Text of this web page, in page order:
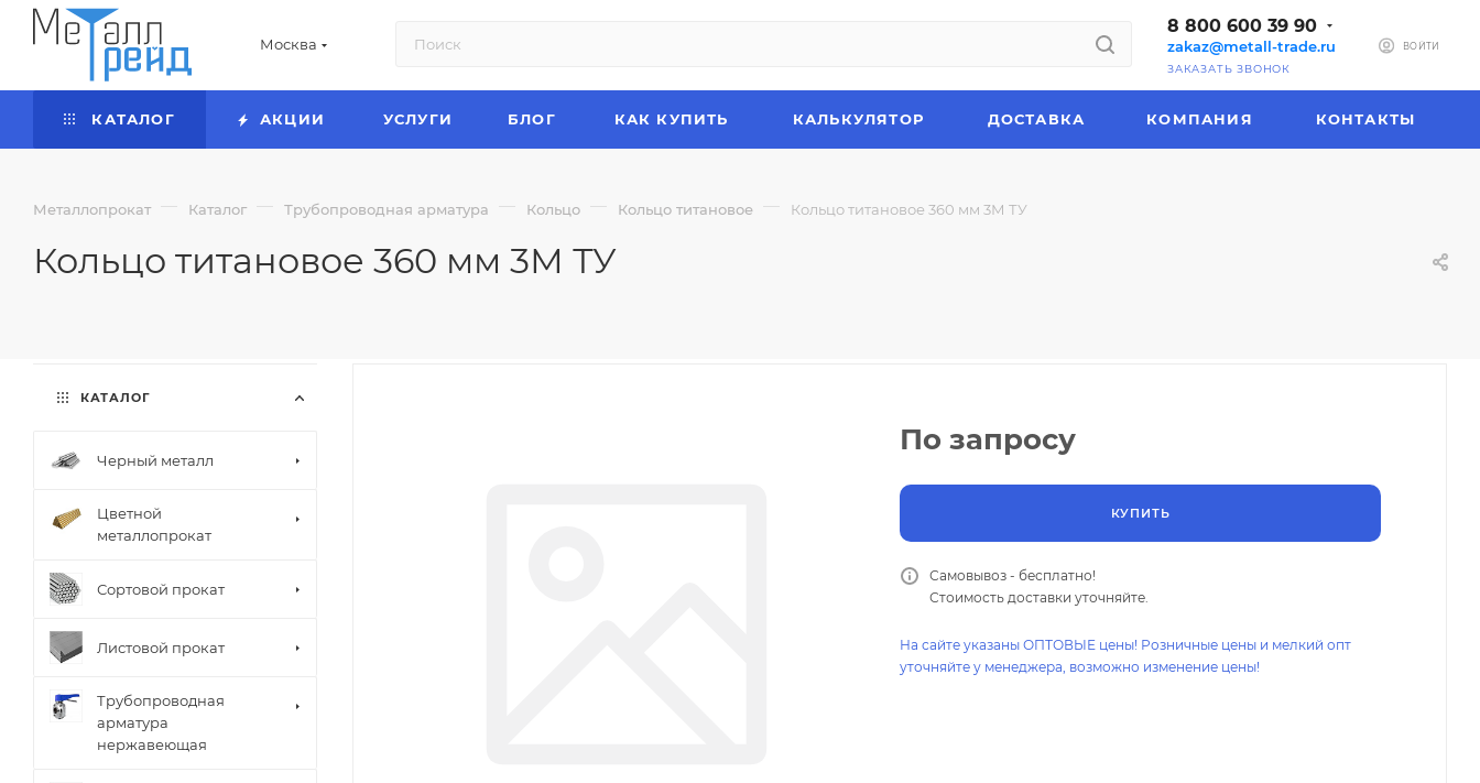
Москва
8 800 600 39 90
zakaz@metall-trade.ru
ЗАКАЗАТЬ ЗВОНОК
ВОЙТИ
КАТАЛОГ АКЦИИ УСЛУГИ БЛОГ КАК КУПИТЬ КАЛЬКУЛЯТОР ДОСТАВКА КОМПАНИЯ КОНТАКТЫ
Металлопрокат — Каталог — Трубопроводная арматура — Кольцо — Кольцо титановое — Кольцо титановое 360 мм 3М ТУ
Кольцо титановое 360 мм 3М ТУ
По запросу
КУПИТЬ
Самовывоз - бесплатно!
Стоимость доставки уточняйте.
На сайте указаны ОПТОВЫЕ цены! Розничные цены и мелкий опт
уточняйте у менеджера, возможно изменение цены!
КАТАЛОГ
Черный металл
Цветной
металлопрокат
Сортовой прокат
Листовой прокат
Трубопроводная
арматура
нержавеющая